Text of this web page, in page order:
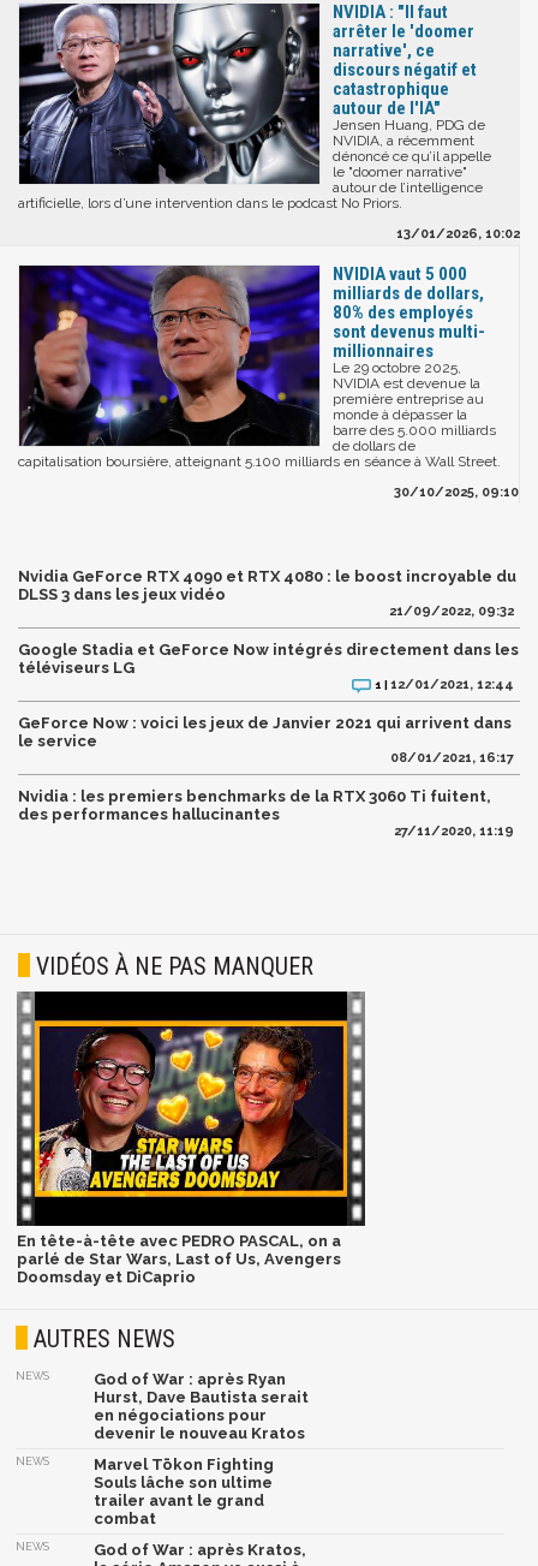
NVIDIA : "Il faut
arrêter le 'doomer
narrative', ce
discours négatif et
catastrophique
autour de l'IA"
Jensen Huang, PDG de
NVIDIA, a récemment
dénoncé ce qu’il appelle
le "doomer narrative"
autour de l’intelligence
artificielle, lors d’une intervention dans le podcast No Priors.
13/01/2026, 10:02
NVIDIA vaut 5 000
milliards de dollars,
80% des employés
sont devenus multi-
millionnaires
Le 29 octobre 2025,
NVIDIA est devenue la
première entreprise au
monde à dépasser la
barre des 5.000 milliards
de dollars de
capitalisation boursière, atteignant 5.100 milliards en séance à Wall Street.
30/10/2025, 09:10
Nvidia GeForce RTX 4090 et RTX 4080 : le boost incroyable du
DLSS 3 dans les jeux vidéo
21/09/2022, 09:32
Google Stadia et GeForce Now intégrés directement dans les
téléviseurs LG
1 |12/01/2021, 12:44
GeForce Now : voici les jeux de Janvier 2021 qui arrivent dans
le service
08/01/2021, 16:17
Nvidia : les premiers benchmarks de la RTX 3060 Ti fuitent,
des performances hallucinantes
27/11/2020, 11:19
VIDÉOS À NE PAS MANQUER
En tête-à-tête avec PEDRO PASCAL, on a
parlé de Star Wars, Last of Us, Avengers
Doomsday et DiCaprio
AUTRES NEWS
NEWS
God of War : après Ryan
Hurst, Dave Bautista serait
en négociations pour
devenir le nouveau Kratos
NEWS
Marvel Tōkon Fighting
Souls lâche son ultime
trailer avant le grand
combat
NEWS
God of War : après Kratos,